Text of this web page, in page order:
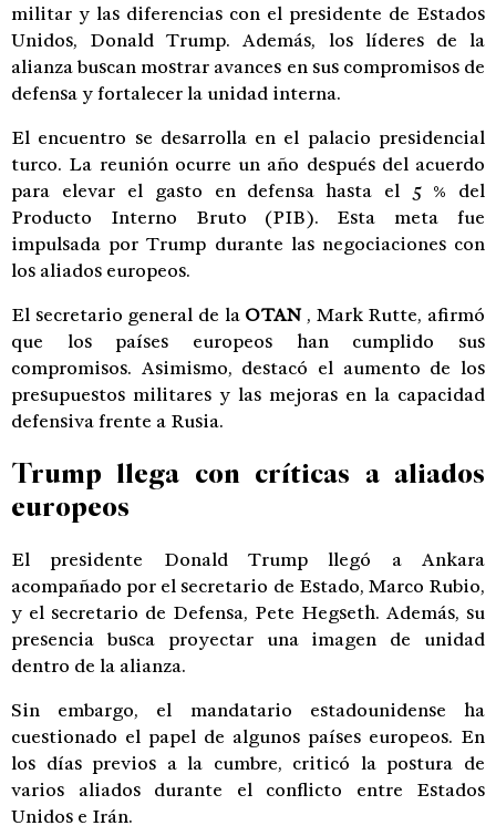
militar y las diferencias con el presidente de Estados
Unidos, Donald Trump. Además, los líderes de la
alianza buscan mostrar avances en sus compromisos de
defensa y fortalecer la unidad interna.
El encuentro se desarrolla en el palacio presidencial
turco. La reunión ocurre un año después del acuerdo
para elevar el gasto en defensa hasta el 5 % del
Producto Interno Bruto (PIB). Esta meta fue
impulsada por Trump durante las negociaciones con
los aliados europeos.
El secretario general de la OTAN, Mark Rutte, afirmó
que los países europeos han cumplido sus
compromisos. Asimismo, destacó el aumento de los
presupuestos militares y las mejoras en la capacidad
defensiva frente a Rusia.
Trump llega con críticas a aliados
europeos
El presidente Donald Trump llegó a Ankara
acompañado por el secretario de Estado, Marco Rubio,
y el secretario de Defensa, Pete Hegseth. Además, su
presencia busca proyectar una imagen de unidad
dentro de la alianza.
Sin embargo, el mandatario estadounidense ha
cuestionado el papel de algunos países europeos. En
los días previos a la cumbre, criticó la postura de
varios aliados durante el conflicto entre Estados
Unidos e Irán.